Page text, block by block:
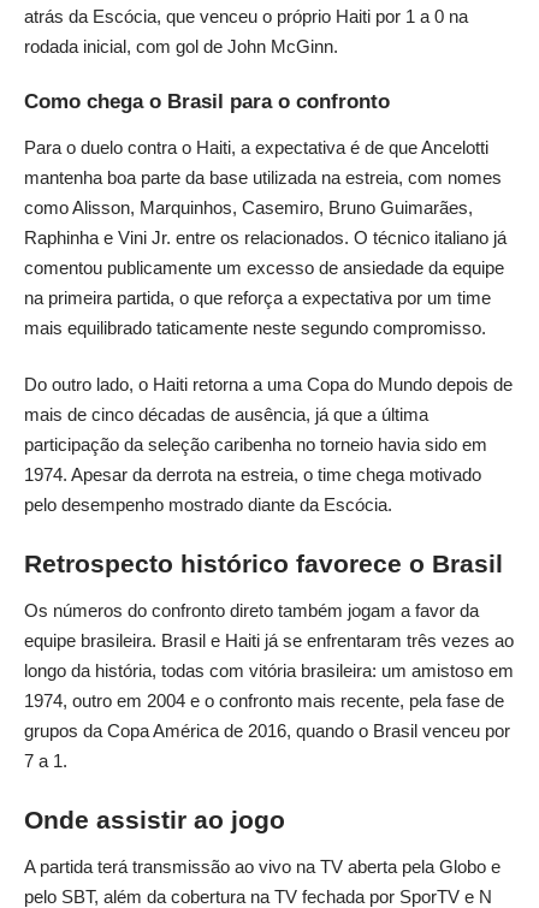
atrás da Escócia, que venceu o próprio Haiti por 1 a 0 na
rodada inicial, com gol de John McGinn.
Como chega o Brasil para o confronto
Para o duelo contra o Haiti, a expectativa é de que Ancelotti
mantenha boa parte da base utilizada na estreia, com nomes
como Alisson, Marquinhos, Casemiro, Bruno Guimarães,
Raphinha e Vini Jr. entre os relacionados. O técnico italiano já
comentou publicamente um excesso de ansiedade da equipe
na primeira partida, o que reforça a expectativa por um time
mais equilibrado taticamente neste segundo compromisso.
Do outro lado, o Haiti retorna a uma Copa do Mundo depois de
mais de cinco décadas de ausência, já que a última
participação da seleção caribenha no torneio havia sido em
1974. Apesar da derrota na estreia, o time chega motivado
pelo desempenho mostrado diante da Escócia.
Retrospecto histórico favorece o Brasil
Os números do confronto direto também jogam a favor da
equipe brasileira. Brasil e Haiti já se enfrentaram três vezes ao
longo da história, todas com vitória brasileira: um amistoso em
1974, outro em 2004 e o confronto mais recente, pela fase de
grupos da Copa América de 2016, quando o Brasil venceu por
7 a 1.
Onde assistir ao jogo
A partida terá transmissão ao vivo na TV aberta pela Globo e
pelo SBT, além da cobertura na TV fechada por SporTV e N